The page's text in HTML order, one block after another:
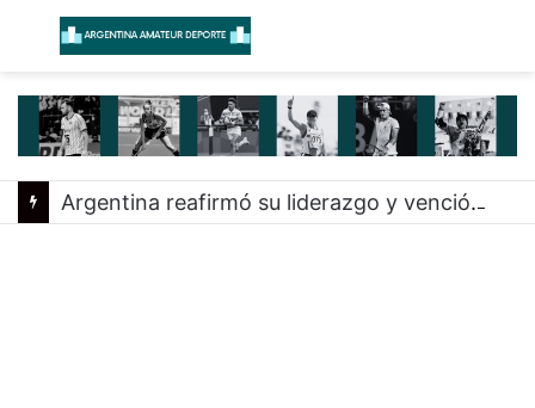
Menú
Argentina reafirmó su liderazgo y venció a Uruguay en el Sudamericano